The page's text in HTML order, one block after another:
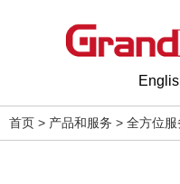
首页 > 产品和服务 > 全方位服